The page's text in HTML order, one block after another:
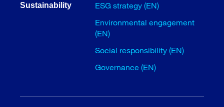
Sustainability
ESG strategy (EN)
Environmental engagement
(EN)
Social responsibility (EN)
Governance (EN)